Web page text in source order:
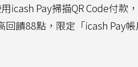
icash Pay掃描QR Code付款
回饋88點，限定「icash Pay